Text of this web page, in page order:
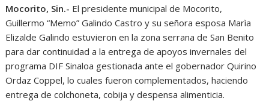
Mocorito, Sin.- El presidente municipal de Mocorito,
Guillermo “Memo” Galindo Castro y su señora esposa Marìa
Elizalde Galindo estuvieron en la zona serrana de San Benito
para dar continuidad a la entrega de apoyos invernales del
programa DIF Sinaloa gestionada ante el gobernador Quirino
Ordaz Coppel, lo cuales fueron complementados, haciendo
entrega de colchoneta, cobija y despensa alimenticia.